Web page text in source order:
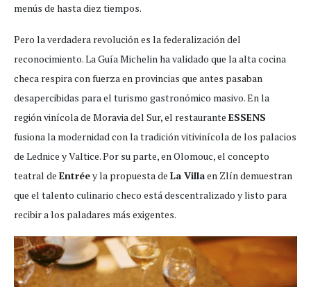
menús de hasta diez tiempos.
Pero la verdadera revolución es la federalización del
reconocimiento. La Guía Michelin ha validado que la alta cocina
checa respira con fuerza en provincias que antes pasaban
desapercibidas para el turismo gastronómico masivo. En la
región vinícola de Moravia del Sur, el restaurante ESSENS
fusiona la modernidad con la tradición vitivinícola de los palacios
de Lednice y Valtice. Por su parte, en Olomouc, el concepto
teatral de Entréey la propuesta de La Villaen Zlín demuestran
que el talento culinario checo está descentralizado y listo para
recibir a los paladares más exigentes.